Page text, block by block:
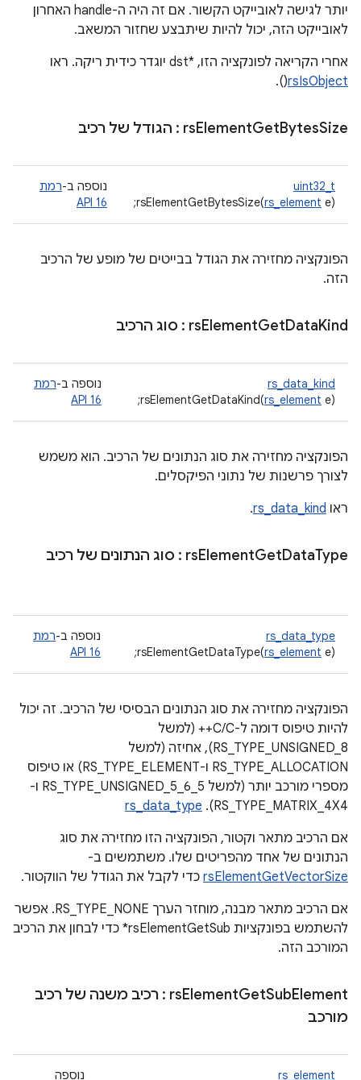
יותר לגישה לאובייקט הקשור. אם זה היה ה-handle האחרון
לאובייקט הזה, יכול להיות שיתבצע שחזור המשאב.
אחרי הקריאה לפונקציה הזו, *dst יוגדר כידית ריקה. ראו
rsIsObject
().
rsElementGetBytesSize : הגודל של רכיב
uint32_t
rsElementGetBytesSize(rs_element e);
נוספה ב-רמת
API 16
הפונקציה מחזירה את הגודל בבייטים של מופע של הרכיב
הזה.
rsElementGetDataKind : סוג הרכיב
rs_data_kind
rsElementGetDataKind(rs_element e);
נוספה ב-רמת
API 16
הפונקציה מחזירה את סוג הנתונים של הרכיב. הוא משמש
לצורך פרשנות של נתוני הפיקסלים.
ראו rs_data_kind
.
rsElementGetDataType : סוג הנתונים של רכיב
rs_data_type
rsElementGetDataType(rs_element e);
נוספה ב-רמת
API 16
הפונקציה מחזירה את סוג הנתונים הבסיסי של הרכיב. זה יכול
להיות טיפוס דומה ל-C/C++‏ (למשל
RS_TYPE_UNSIGNED_8), אחיזה (למשל
RS_TYPE_ALLOCATION ו-RS_TYPE_ELEMENT) או טיפוס
מספרי מורכב יותר (למשל RS_TYPE_UNSIGNED_5_6_5 ו-
RS_TYPE_MATRIX_4X4).
rs_data_type
אם הרכיב מתאר וקטור, הפונקציה הזו מחזירה את סוג
הנתונים של אחד מהפריטים שלו. משתמשים ב-
rsElementGetVectorSize כדי לקבל את הגודל של הווקטור.
אם הרכיב מתאר מבנה, מוחזר הערך RS_TYPE_NONE. אפשר
להשתמש בפונקציות rsElementGetSub* כדי לבחון את הרכיב
המורכב הזה.
rsElementGetSubElement
: רכיב משנה של רכיב
מורכב
rs_element
נוספה